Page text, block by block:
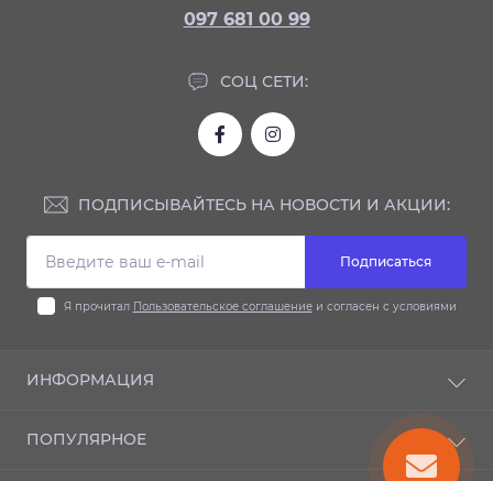
097 681 00 99
СОЦ СЕТИ:
ПОДПИСЫВАЙТЕСЬ НА НОВОСТИ И АКЦИИ:
Подписаться
Я прочитал Пользовательское соглашениеи согласен с условиями
ИНФОРМАЦИЯ
Гарантия
ПОПУЛЯРНОЕ